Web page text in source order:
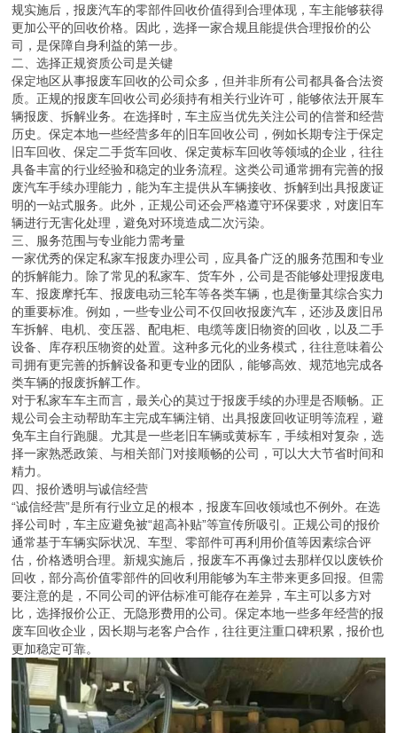
规实施后，报废汽车的零部件回收价值得到合理体现，车主能够获得
更加公平的回收价格。因此，选择一家合规且能提供合理报价的公
司，是保障自身利益的第一步。
二、选择正规资质公司是关键
保定地区从事报废车回收的公司众多，但并非所有公司都具备合法资
质。正规的报废车回收公司必须持有相关行业许可，能够依法开展车
辆报废、拆解业务。在选择时，车主应当优先关注公司的信誉和经营
历史。保定本地一些经营多年的旧车回收公司，例如长期专注于保定
旧车回收、保定二手货车回收、保定黄标车回收等领域的企业，往往
具备丰富的行业经验和稳定的业务流程。这类公司通常拥有完善的报
废汽车手续办理能力，能为车主提供从车辆接收、拆解到出具报废证
明的一站式服务。此外，正规公司还会严格遵守环保要求，对废旧车
辆进行无害化处理，避免对环境造成二次污染。
三、服务范围与专业能力需考量
一家优秀的保定私家车报废办理公司，应具备广泛的服务范围和专业
的拆解能力。除了常见的私家车、货车外，公司是否能够处理报废电
车、报废摩托车、报废电动三轮车等各类车辆，也是衡量其综合实力
的重要标准。例如，一些专业公司不仅回收报废汽车，还涉及废旧吊
车拆解、电机、变压器、配电柜、电缆等废旧物资的回收，以及二手
设备、库存积压物资的处置。这种多元化的业务模式，往往意味着公
司拥有更完善的拆解设备和更专业的团队，能够高效、规范地完成各
类车辆的报废拆解工作。
对于私家车车主而言，最关心的莫过于报废手续的办理是否顺畅。正
规公司会主动帮助车主完成车辆注销、出具报废回收证明等流程，避
免车主自行跑腿。尤其是一些老旧车辆或黄标车，手续相对复杂，选
择一家熟悉政策、与相关部门对接顺畅的公司，可以大大节省时间和
精力。
四、报价透明与诚信经营
“诚信经营”是所有行业立足的根本，报废车回收领域也不例外。在选
择公司时，车主应避免被“超高补贴”等宣传所吸引。正规公司的报价
通常基于车辆实际状况、车型、零部件可再利用价值等因素综合评
估，价格透明合理。新规实施后，报废车不再像过去那样仅以废铁价
回收，部分高价值零部件的回收利用能够为车主带来更多回报。但需
要注意的是，不同公司的评估标准可能存在差异，车主可以多方对
比，选择报价公正、无隐形费用的公司。保定本地一些多年经营的报
废车回收企业，因长期与老客户合作，往往更注重口碑积累，报价也
更加稳定可靠。